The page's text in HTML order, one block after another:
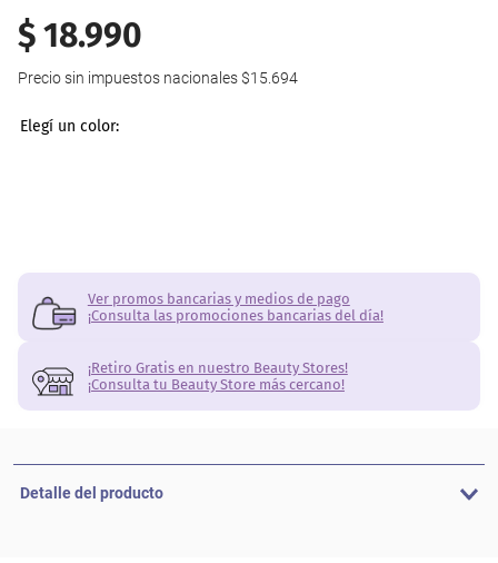
$18.990
Precio sin impuestos nacionales $15.694
Ver promos bancarias y medios de pago
¡Consulta las promociones bancarias del día!
¡Retiro Gratis en nuestro Beauty Stores!
¡Consulta tu Beauty Store más cercano!
Detalle del producto
10. labial